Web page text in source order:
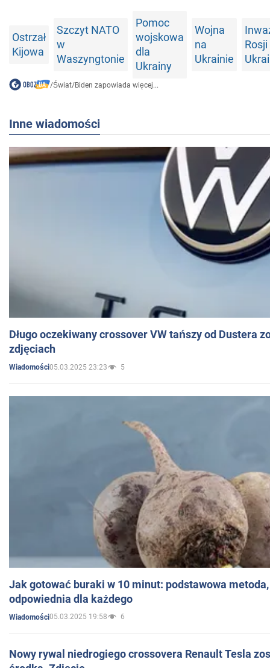
Ostrzał
Kijowa
Szczyt NATO
w
Waszyngtonie
Pomoc
wojskowa
dla
Ukrainy
Wojna
na
Ukrainie
/Świat/Biden zapowiada więcej...
Inne wiadomości
Długo oczekiwany crossover VW tańszy od Dustera
zdjęciach
Wiadomości05.03.2025 23:23 5
Jak gotować buraki w 10 minut: podstawowa
odpowiednia dla każdego
Wiadomości05.03.2025 19:58 6
Nowy rywal niedrogiego crossovera Renault Tesla